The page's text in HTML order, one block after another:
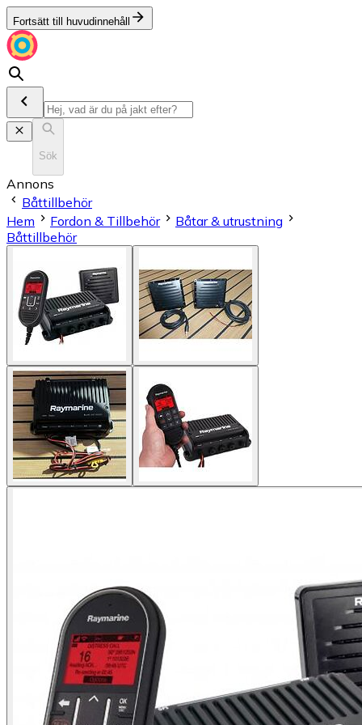
Fortsätt till huvudinnehåll
Sök
Annons
Båttillbehör
Hem
Fordon & Tillbehör
Båtar & utrustning
Båttillbehör